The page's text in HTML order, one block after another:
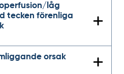
låg
tecken förenliga
orsak